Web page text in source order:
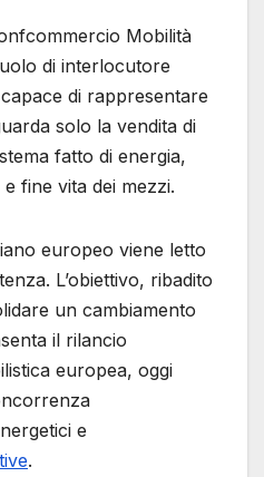
Mobilità
di interlocutore
di rappresentare
solo la vendita di
fatto di energia,
fine vita dei mezzi.
europeo viene letto
L’obiettivo, ribadito
un cambiamento
il rilancio
europea, oggi
e
.